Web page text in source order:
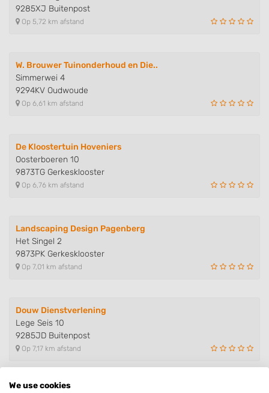
9285XJ Buitenpost
Op 5,72 km afstand
W. Brouwer Tuinonderhoud en Die..
Simmerwei 4
9294KV Oudwoude
Op 6,61 km afstand
De Kloostertuin Hoveniers
Oosterboeren 10
9873TG Gerkesklooster
Op 6,76 km afstand
Landscaping Design Pagenberg
Het Singel 2
9873PK Gerkesklooster
Op 7,01 km afstand
Douw Dienstverlening
Lege Seis 10
9285JD Buitenpost
Op 7,17 km afstand
We use cookies